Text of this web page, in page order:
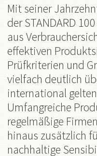
Mit seiner
der STANDARD
aus
effektiven
Prüfkriterien und
vielfach deutlich
international
Umfangreiche
regelmäßige
hinaus zusätzlich
nachhaltige